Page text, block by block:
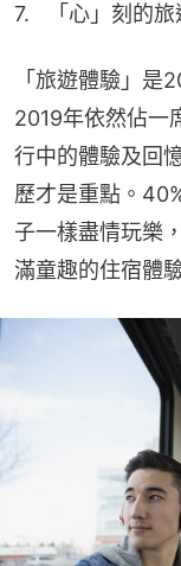
7.   「心」刻的
「旅遊體驗」是
2019年依然佔一
行中的體驗及回
歷才是重點。
子一樣盡情玩樂
滿童趣的住宿體